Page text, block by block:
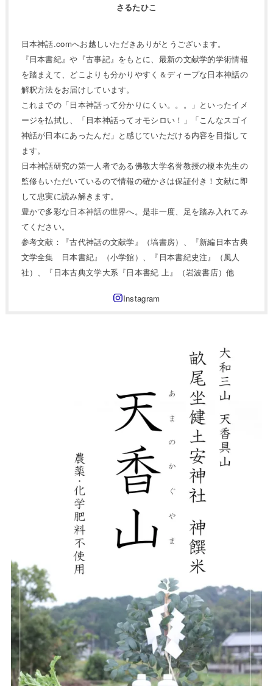
さるたひこ
日本神話.comへお越しいただきありがとうございます。
『日本書紀』や『古事記』をもとに、最新の文献学的学術情報
を踏まえて、どこよりも分かりやすく＆ディープな日本神話の
解釈方法をお届けしています。
これまでの「日本神話って分かりにくい。。。」といったイメ
ージを払拭し、「日本神話ってオモシロい！」「こんなスゴイ
神話が日本にあったんだ」と感じていただける内容を目指して
ます。
日本神話研究の第一人者である佛教大学名誉教授の榎本先生の
監修もいただいているので情報の確かさは保証付き！文献に即
して忠実に読み解きます。
豊かで多彩な日本神話の世界へ。是非一度、足を踏み入れてみ
てください。
参考文献：『古代神話の文献学』（塙書房）、『新編日本古典
文学全集 日本書紀』（小学館）、『日本書紀史注』（風人
社）、『日本古典文学大系『日本書紀 上』（岩波書店）他